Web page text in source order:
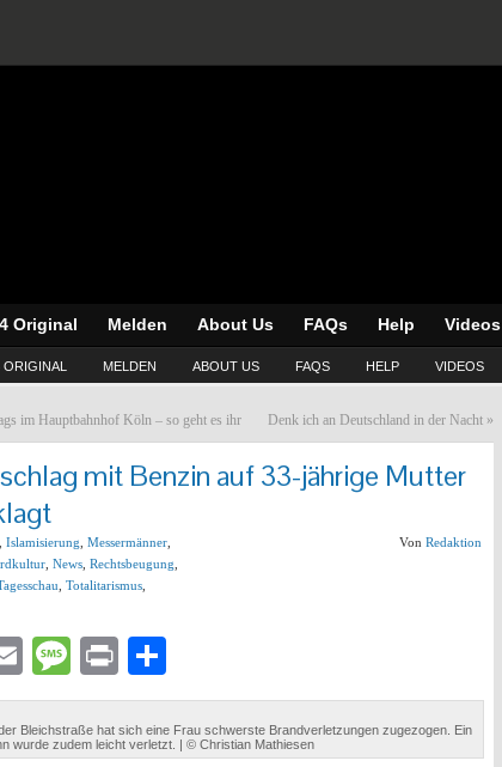
Original Melden About Us FAQs Help Videos
MELDEN ABOUT US FAQS HELP VIDEOS
im Hauptbahnhof Köln – so geht es ihr Denk ich an Deutschland in der Nacht »
mit Benzin auf 33-jährige Mutter
Islamisierung Messermänner
News Rechtsbeugung
Totalitarismus
Von Redaktion
EmailMessage
Print
Bleichstraße hat sich eine Frau schwerste Brandverletzungen zugezogen. Ein
wurde zudem leicht verletzt. | © Christian Mathiesen